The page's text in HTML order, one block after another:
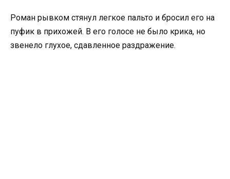
Роман рывком стянул легкое пальто и бросил его на
пуфик в прихожей. В его голосе не было крика, но
звенело глухое, сдавленное раздражение.